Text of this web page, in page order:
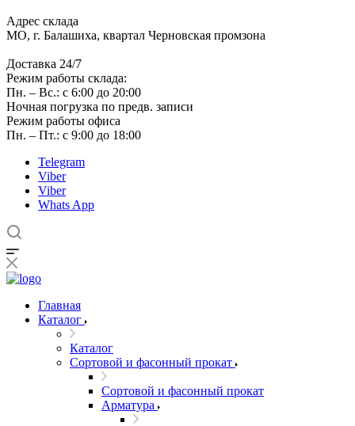
Адрес склада
МО, г. Балашиха, квартал Черновская промзона
Доставка 24/7
Режим работы склада:
Пн. – Вс.: с 6:00 до 20:00
Ночная погрузка по предв. записи
Режим работы офиса
Пн. – Пт.: с 9:00 до 18:00
Telegram
Viber
Viber
Whats App
Главная
Каталог
Каталог
Сортовой и фасонный прокат
Сортовой и фасонный прокат
Арматура